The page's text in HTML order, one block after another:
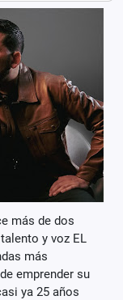
más de dos
y voz EL
más
emprender su
ya 25 años